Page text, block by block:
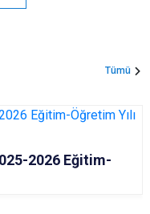
Tümü
2026 Eğitim-